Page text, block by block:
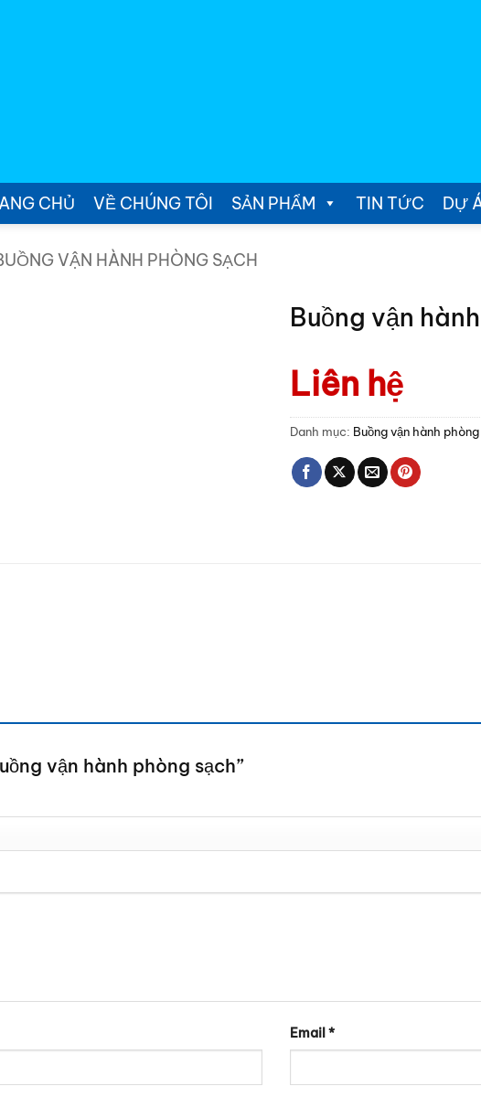
CHỦ VỀ CHÚNG TÔI SẢN PHẨM TIN TỨC DỰ
VẬN HÀNH PHÒNG SẠCH
Buồng vận
Liên hệ
Danh mục: Buồng vận hành
vận hành phòng sạch”
Email *